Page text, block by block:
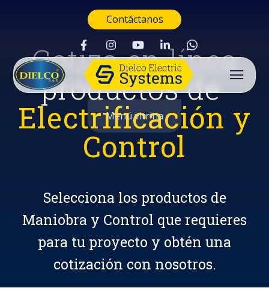
Contáctanos
Menú vitrina
Cotiza en línea
productos de
Electrificación y
Control
Selecciona los productos de
Maniobra y Control que requieres
para tu proyecto y obtén una
cotización con nosotros.